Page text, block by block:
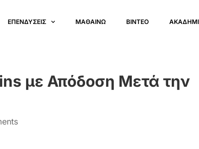
ΕΠΕΝΔΥΣΕΙΣ ΜΑΘΑΙΝΩ ΒΙΝΤΕΟ
με Απόδοση Μετά την